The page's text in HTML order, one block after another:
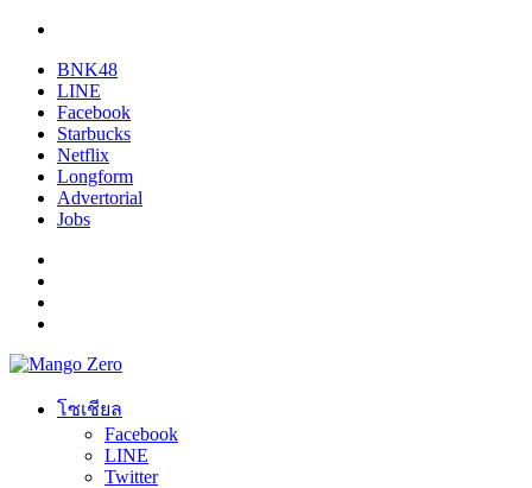
BNK48
LINE
Facebook
Starbucks
Netflix
Longform
Advertorial
Jobs
โซเชียล
Facebook
LINE
Twitter